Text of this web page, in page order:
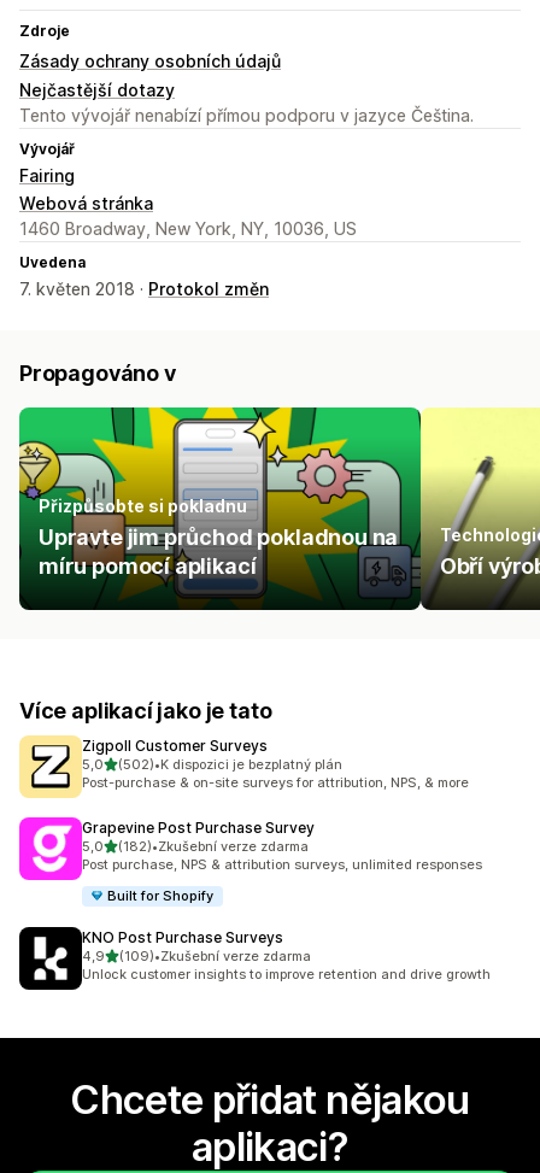
Zdroje
Zásady ochrany osobních údajů
Nejčastější dotazy
Tento vývojář nenabízí přímou podporu v jazyce Čeština.
Vývojář
Fairing
Webová stránka
1460 Broadway, New York, NY, 10036, US
Uvedena
7. květen 2018 · Protokol změn
Propagováno v
Přizpůsobte si pokladnu
Upravte jim průchod pokladnou na
míru pomocí aplikací
Obří
Více aplikací jako je tato
Zigpoll Customer Surveys
5,0z 5 hvězd
(502)
Celkový počet recenzí: 502
•K dispozici je bezplatný plán
Post-purchase & on-site surveys for attribution, NPS, & more
Grapevine Post Purchase Survey
5,0z 5 hvězd
(182)
Celkový počet recenzí: 182
•Zkušební verze zdarma
Post purchase, NPS & attribution surveys, unlimited responses
Built for Shopify
KNO Post Purchase Surveys
4,9z 5 hvězd
(109)
Celkový počet recenzí: 109
•Zkušební verze zdarma
Unlock customer insights to improve retention and drive growth
Chcete přidat nějakou
aplikaci?